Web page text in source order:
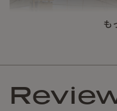
も
ミ合金ポールを組み合わ
シェルター上部にはLED